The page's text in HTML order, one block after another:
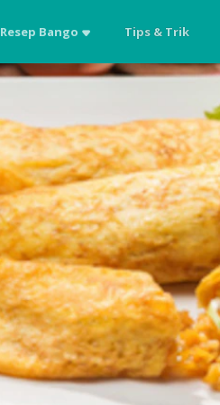
Resep Bango Tips & Trik